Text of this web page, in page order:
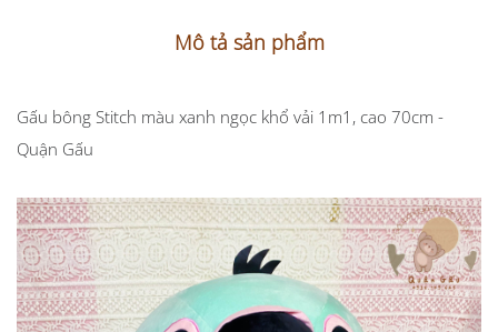
Mô tả sản phẩm
Gấu bông Stitch màu xanh ngọc khổ vải 1m1, cao 70cm -
Quận Gấu